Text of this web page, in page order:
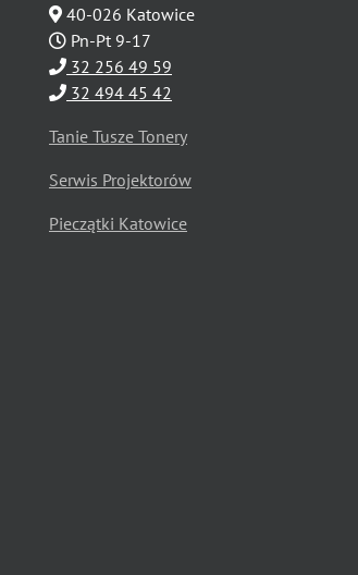
40-026 Katowice
Pn-Pt 9-17
32 256 49 59
32 494 45 42
Tanie Tusze Tonery
Serwis Projektorów
Pieczątki Katowice